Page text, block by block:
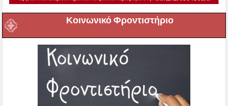
Κοινωνικό Φροντιστήριο